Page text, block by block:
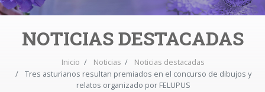
NOTICIAS DESTACADAS
Inicio Noticias
Noticias destacadas
Tres asturianos resultan premiados en el concurso de dibujos y
relatos organizado por FELUPUS